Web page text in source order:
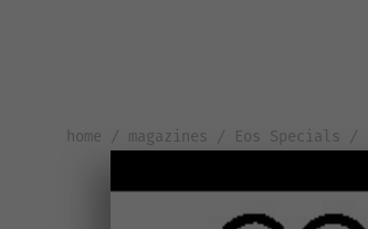
home / magazines / Eos Specials /